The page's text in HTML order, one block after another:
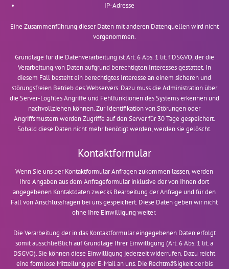
IP-Adresse
Eine Zusammenführung dieser Daten mit anderen Datenquellen wird nicht
vorgenommen.
Grundlage für die Datenverarbeitung ist Art. 6 Abs. 1 lit. f DSGVO, der die
Verarbeitung von Daten aufgrund berechtigten Interesses gestattet. In
diesem Fall besteht ein berechtigtes Interesse an einem sicheren und
störungsfreien Betrieb des Webservers. Dazu muss die Administration über
die Server-Logfiles Angriffe und Fehlfunktionen des Systems erkennen und
nachvollziehen können. Zur Identifikation von Störungen oder
Angriffsmustern werden Zugriffe auf den Server für 30 Tage gespeichert.
Sobald diese Daten nicht mehr benötigt werden, werden sie gelöscht.
Kontaktformular
Wenn Sie uns per Kontaktformular Anfragen zukommen lassen, werden
Ihre Angaben aus dem Anfrageformular inklusive der von Ihnen dort
angegebenen Kontaktdaten zwecks Bearbeitung der Anfrage und für den
Fall von Anschlussfragen bei uns gespeichert. Diese Daten geben wir nicht
ohne Ihre Einwilligung weiter.
Die Verarbeitung der in das Kontaktformular eingegebenen Daten erfolgt
somit ausschließlich auf Grundlage Ihrer Einwilligung (Art. 6 Abs. 1 lit. a
DSGVO). Sie können diese Einwilligung jederzeit widerrufen. Dazu reicht
eine formlose Mitteilung per E-Mail an uns. Die Rechtmäßigkeit der bis